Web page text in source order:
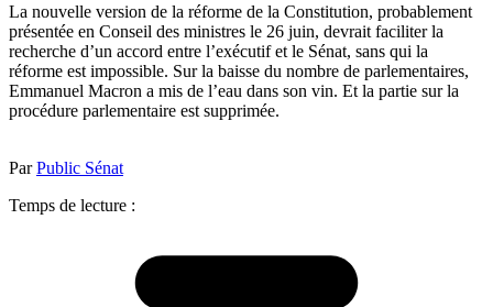
La nouvelle version de la réforme de la Constitution, probablement
présentée en Conseil des ministres le 26 juin, devrait faciliter la
recherche d’un accord entre l’exécutif et le Sénat, sans qui la
réforme est impossible. Sur la baisse du nombre de parlementaires,
Emmanuel Macron a mis de l’eau dans son vin. Et la partie sur la
procédure parlementaire est supprimée.
ParPublic Sénat
Temps de lecture :